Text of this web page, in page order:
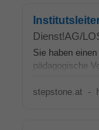
Dienst!AG/
Sie haben
pädagogische
stepstone.at -